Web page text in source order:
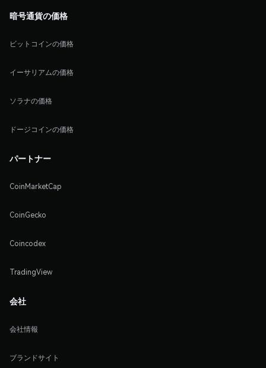
暗号通貨の価格
ビットコインの価格
イーサリアムの価格
ソラナの価格
ドージコインの価格
パートナー
CoinMarketCap
CoinGecko
Coincodex
TradingView
会社
会社情報
ブランドサイト